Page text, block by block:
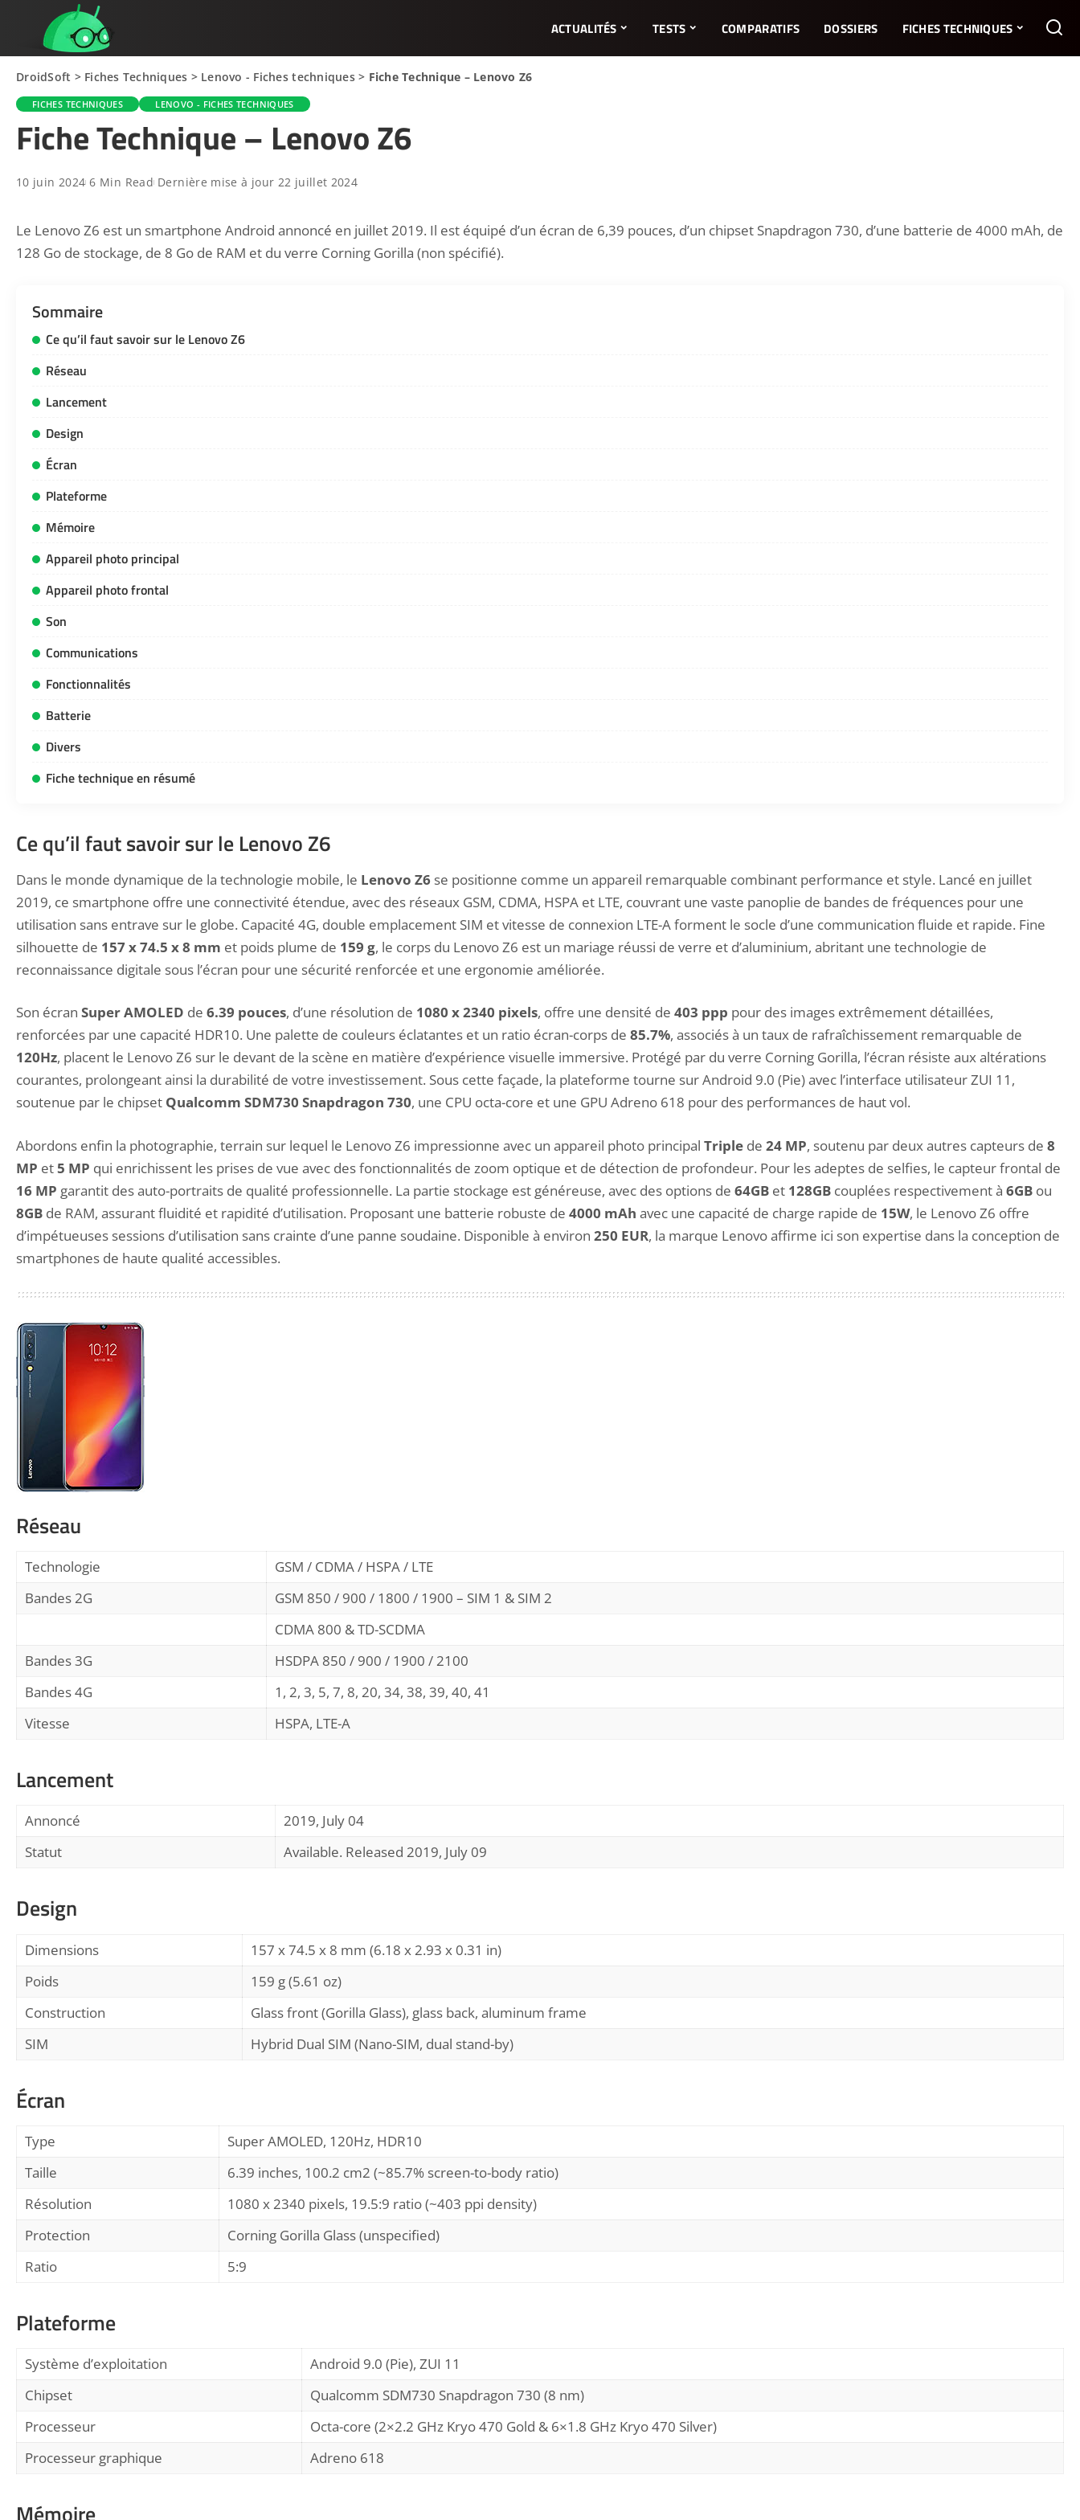
ACTUALITÉS TESTS COMPARATIFS DOSSIERS FICHES TECHNIQUES
DroidSoft > Fiches Techniques > Lenovo - Fiches techniques> Fiche Technique – Lenovo Z6
FICHES TECHNIQUES LENOVO - FICHES TECHNIQUES
Fiche Technique – Lenovo Z6
10 juin 2024 6 Min Read Dernière mise à jour 22 juillet 2024
Le Lenovo Z6 est un smartphone Android annoncé en juillet 2019. Il est équipé d’un écran de 6,39 pouces, d’un chipset Snapdragon 730, d’une batterie de 4000 mAh, de
128 Go de stockage, de 8 Go de RAM et du verre Corning Gorilla (non spécifié).
Sommaire
Ce qu’il faut savoir sur le Lenovo Z6
Réseau
Lancement
Design
Écran
Plateforme
Mémoire
Appareil photo principal
Appareil photo frontal
Son
Communications
Fonctionnalités
Batterie
Divers
Fiche technique en résumé
Ce qu’il faut savoir sur le Lenovo Z6
Dans le monde dynamique de la technologie mobile, le Lenovo Z6 se positionne comme un appareil remarquable combinant performance et style. Lancé en juillet
2019, ce smartphone offre une connectivité étendue, avec des réseaux GSM, CDMA, HSPA et LTE, couvrant une vaste panoplie de bandes de fréquences pour une
utilisation sans entrave sur le globe. Capacité 4G, double emplacement SIM et vitesse de connexion LTE-A forment le socle d’une communication fluide et rapide. Fine
silhouette de 157 x 74.5 x 8 mm et poids plume de 159 g, le corps du Lenovo Z6 est un mariage réussi de verre et d’aluminium, abritant une technologie de
reconnaissance digitale sous l’écran pour une sécurité renforcée et une ergonomie améliorée.
Son écran Super AMOLED de 6.39 pouces, d’une résolution de 1080 x 2340 pixels, offre une densité de 403 ppp pour des images extrêmement détaillées,
renforcées par une capacité HDR10. Une palette de couleurs éclatantes et un ratio écran-corps de 85.7%, associés à un taux de rafraîchissement remarquable de
120Hz, placent le Lenovo Z6 sur le devant de la scène en matière d’expérience visuelle immersive. Protégé par du verre Corning Gorilla, l’écran résiste aux altérations
courantes, prolongeant ainsi la durabilité de votre investissement. Sous cette façade, la plateforme tourne sur Android 9.0 (Pie) avec l’interface utilisateur ZUI 11,
soutenue par le chipset Qualcomm SDM730 Snapdragon 730, une CPU octa-core et une GPU Adreno 618 pour des performances de haut vol.
Abordons enfin la photographie, terrain sur lequel le Lenovo Z6 impressionne avec un appareil photo principal Triple de 24 MP, soutenu par deux autres capteurs de 8
MP et5 MP qui enrichissent les prises de vue avec des fonctionnalités de zoom optique et de détection de profondeur. Pour les adeptes de selfies, le capteur frontal de
16 MP garantit des auto-portraits de qualité professionnelle. La partie stockage est généreuse, avec des options de 64GB et 128GB couplées respectivement à 6GB ou
8GB de RAM, assurant fluidité et rapidité d’utilisation. Proposant une batterie robuste de 4000 mAh avec une capacité de charge rapide de 15W, le Lenovo Z6 offre
d’impétueuses sessions d’utilisation sans crainte d’une panne soudaine. Disponible à environ 250 EUR, la marque Lenovo affirme ici son expertise dans la conception de
smartphones de haute qualité accessibles.
Réseau
Technologie
GSM / CDMA / HSPA / LTE
Bandes 2G
GSM 850 / 900 / 1800 / 1900 – SIM 1 & SIM 2
CDMA 800 & TD-SCDMA
Bandes 3G
HSDPA 850 / 900 / 1900 / 2100
Bandes 4G
1, 2, 3, 5, 7, 8, 20, 34, 38, 39, 40, 41
Vitesse
HSPA, LTE-A
Lancement
Annoncé
2019, July 04
Statut
Available. Released 2019, July 09
Design
Dimensions
157 x 74.5 x 8 mm (6.18 x 2.93 x 0.31 in)
Poids
159 g (5.61 oz)
Construction
Glass front (Gorilla Glass), glass back, aluminum frame
SIM
Hybrid Dual SIM (Nano-SIM, dual stand-by)
Écran
Type
Super AMOLED, 120Hz, HDR10
Taille
6.39 inches, 100.2 cm2 (~85.7% screen-to-body ratio)
Résolution
1080 x 2340 pixels, 19.5:9 ratio (~403 ppi density)
Protection
Corning Gorilla Glass (unspecified)
Ratio
5:9
Plateforme
Système d’exploitation
Android 9.0 (Pie), ZUI 11
Chipset
Qualcomm SDM730 Snapdragon 730 (8 nm)
Processeur
Octa-core (2×2.2 GHz Kryo 470 Gold & 6×1.8 GHz Kryo 470 Silver)
Processeur graphique
Adreno 618